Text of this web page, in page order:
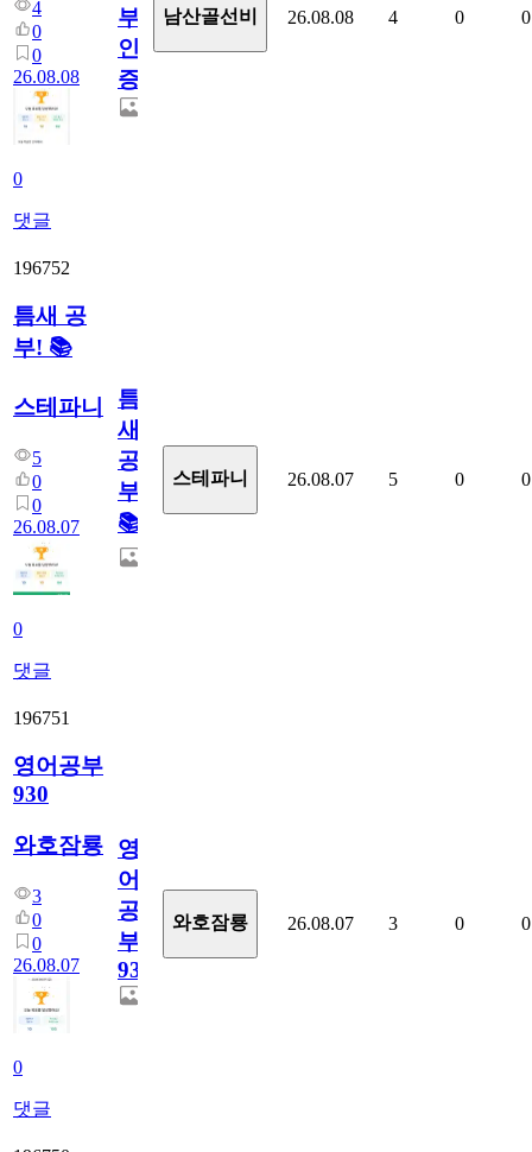
4
0
0
26.08.08
0
댓글
부
인
증
남산골선비 26.08.08 4 0 0
196752
틈새 공
부! 📚
스테파니
5
0
0
26.08.07
0
댓글
틈
새
공
부!
📚
스테파니 26.08.07 5 0 0
196751
영어공부
930
와호잠룡
3
0
0
26.08.07
0
댓글
영
어
공
부
930
와호잠룡 26.08.07 3 0 0